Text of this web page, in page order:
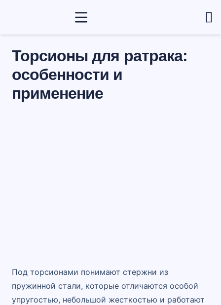
Торсионы для ратрака:
особенности и
применение
Под торсионами понимают стержни из
пружинной стали, которые отличаются особой
упругостью, небольшой жесткостью и работают